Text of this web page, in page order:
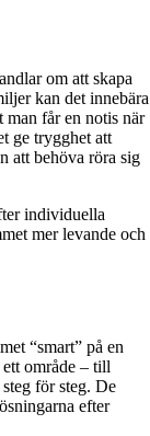
om att skapa
kan det innebära
man får en notis när
ge trygghet att
att behöva röra sig
individuella
mer levande och
“smart” på en
område – till
för steg. De
efter